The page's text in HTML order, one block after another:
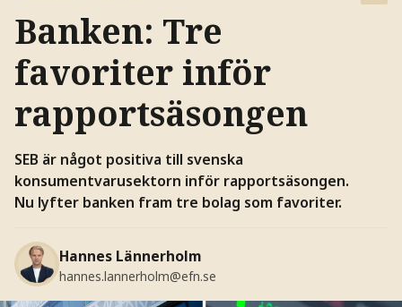
Banken: Tre
favoriter inför
rapportsäsongen
SEB är något positiva till svenska
konsumentvarusektorn inför rapportsäsongen.
Nu lyfter banken fram tre bolag som favoriter.
Hannes Lännerholm
hannes.lannerholm@efn.se